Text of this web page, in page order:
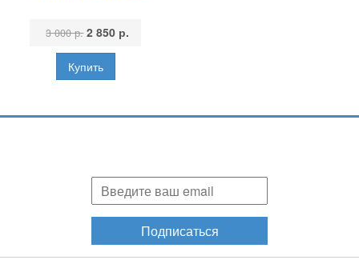
3 000 р. 2 850 р.
Подписаться